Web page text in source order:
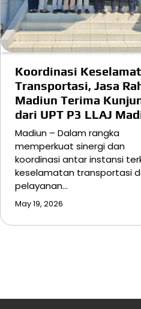
Koordinasi
Transportasi, Jasa
Madiun Terima
dari UPT P3 LLAJ
Madiun – Dalam rangka
memperkuat sinergi dan
koordinasi antar instansi
keselamatan transportasi
pelayanan…
May 19, 2026